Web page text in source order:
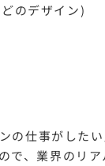
のデザイン)
の仕事がした
で、業界のリ